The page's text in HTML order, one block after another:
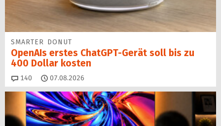
SMARTER DONUT
OpenAIs erstes ChatGPT-Gerät soll bis zu
400 Dollar kosten
140 Kommentare
07.08.2026